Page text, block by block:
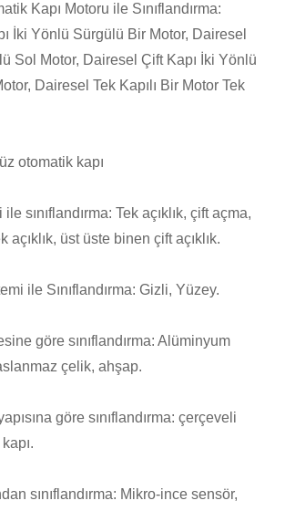
Kapı Motoru ile Sınıflandırma:
İki Yönlü Sürgülü Bir Motor, Dairesel
Sol Motor, Dairesel Çift Kapı İki Yönlü
Dairesel Tek Kapılı Bir Motor Tek
otomatik kapı
sınıflandırma: Tek açıklık, çift açma,
açıklık, üst üste binen çift açıklık.
ile Sınıflandırma: Gizli, Yüzey.
göre sınıflandırma: Alüminyum
çelik, ahşap.
göre sınıflandırma: çerçeveli
sınıflandırma: Mikro-ince sensör,